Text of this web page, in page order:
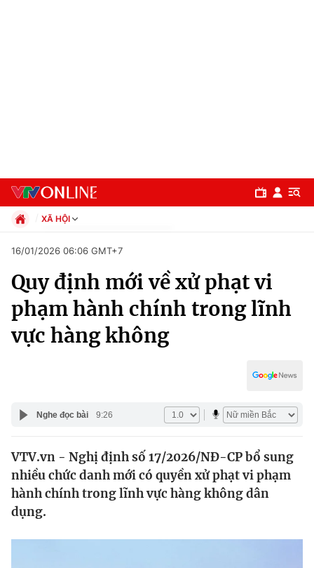
Chuyên mục
Chính trị
Thế giới
Tin tức
Thế giới đó đây
Kinh tế
XÃ HỘI
Xã hội
Pháp luật
Kinh tế
Thể thao
Truyền hình
Văn hóa - Giải trí
Giáo dục
16/01/2026 06:06 GMT+7
Quy định mới về xử phạt vi
phạm hành chính trong lĩnh
vực hàng không
Nghe đọc bài 9:26
VTV.vn - Nghị định số 17/2026/NĐ-CP bổ sung
nhiều chức danh mới có quyền xử phạt vi phạm
hành chính trong lĩnh vực hàng không dân
dụng.